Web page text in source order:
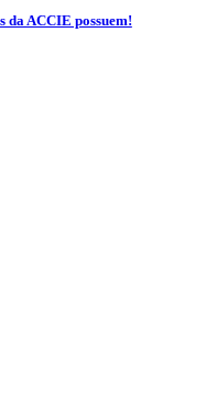
da ACCIE possuem!